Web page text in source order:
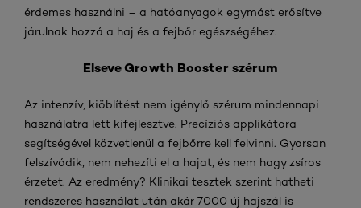
érdemes használni – a hatóanyagok egymást erősítve
járulnak hozzá a haj és a fejbőr egészségéhez.
Elseve Growth Booster szérum
Az intenzív, kiöblítést nem igénylő szérum mindennapi
használatra lett kifejlesztve. Precíziós applikátora
segítségével közvetlenül a fejbőrre kell felvinni. Gyorsan
felszívódik, nem nehezíti el a hajat, és nem hagy zsíros
érzetet. Az eredmény? Klinikai tesztek szerint hatheti
rendszeres használat után akár 7000 új hajszál is